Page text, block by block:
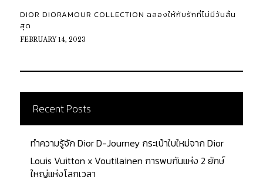
DIOR DIORAMOUR COLLECTION ฉลองให้กับรักที่ไม่มีวันสิ้น
สุด
FEBRUARY 14, 2023
Recent Posts
ทำความรู้จัก Dior D-Journey กระเป๋าใบใหม่จาก Dior
Louis Vuitton x Voutilainen การพบกันแห่ง 2 ยักษ์
ใหญ่แห่งโลกเวลา